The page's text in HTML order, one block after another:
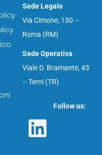
Sede Legale
Via Cimone, 150 –
Roma (RM)
Sede Operativa
Viale D. Bramante, 43
– Terni (TR)
Follow us: